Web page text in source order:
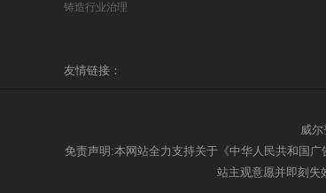
铸造行业治理
友情链接：
威
免责声明:本网站全力支持关于《中华人民共和国广
站主观意愿并即刻失